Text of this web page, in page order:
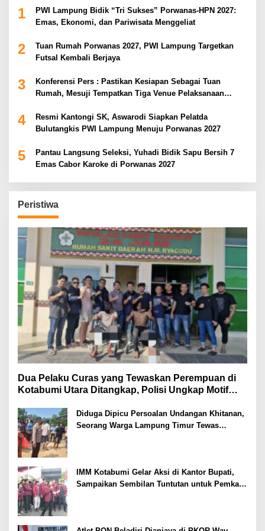
1
PWI Lampung Bidik “Tri Sukses” Porwanas-HPN 2027:
Emas, Ekonomi, dan Pariwisata Menggeliat
2
Tuan Rumah Porwanas 2027, PWI Lampung Targetkan
Futsal Kembali Berjaya
3
Konferensi Pers : Pastikan Kesiapan Sebagai Tuan
Rumah, Mesuji Tempatkan Tiga Venue Pelaksanaan
4
Resmi Kantongi SK, Aswarodi Siapkan Pelatda
Bulutangkis PWI Lampung Menuju Porwanas 2027
5
Pantau Langsung Seleksi, Yuhadi Bidik Sapu Bersih 7
Emas Cabor Karoke di Porwanas 2027
Peristiwa
Dua Pelaku Curas yang Tewaskan Perempuan di
Kotabumi Utara Ditangkap, Polisi Ungkap Motif
Diduga Dipicu Persoalan Undangan Khitanan,
Seorang Warga Lampung Timur Tewas
IMM Kotabumi Gelar Aksi di Kantor Bupati,
Sampaikan Sembilan Tuntutan untuk Pemkab